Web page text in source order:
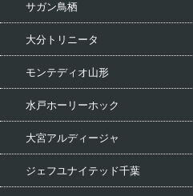
サガン鳥栖
大分トリニータ
モンテディオ山形
水戸ホーリーホック
大宮アルディージャ
ジェフユナイテッド千葉